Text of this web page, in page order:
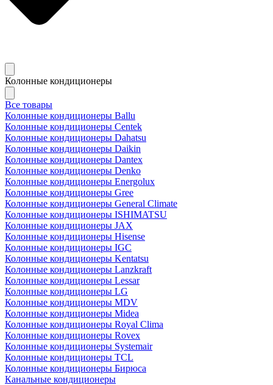
Колонные кондиционеры
Все товары
Колонные кондиционеры Ballu
Колонные кондиционеры Centek
Колонные кондиционеры Dahatsu
Колонные кондиционеры Daikin
Колонные кондиционеры Dantex
Колонные кондиционеры Denko
Колонные кондиционеры Energolux
Колонные кондиционеры Gree
Колонные кондиционеры General Climate
Колонные кондиционеры ISHIMATSU
Колонные кондиционеры JAX
Колонные кондиционеры Hisense
Колонные кондиционеры IGC
Колонные кондиционеры Kentatsu
Колонные кондиционеры Lanzkraft
Колонные кондиционеры Lessar
Колонные кондиционеры LG
Колонные кондиционеры MDV
Колонные кондиционеры Midea
Колонные кондиционеры Royal Clima
Колонные кондиционеры Rovex
Колонные кондиционеры Systemair
Колонные кондиционеры TCL
Колонные кондиционеры Бирюса
Канальные кондиционеры